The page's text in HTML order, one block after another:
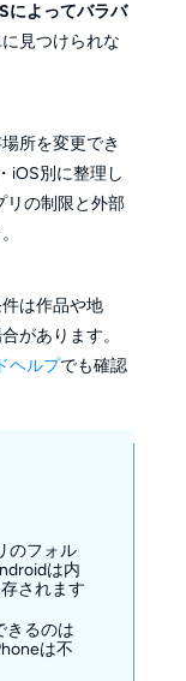
によってバラバ
見つけられな
所を変更でき
iOS別に整理し
リの制限と外部
は作品や地
があります。
ヘルプでも確認
のフォル
は内
されます
きるのは
は不